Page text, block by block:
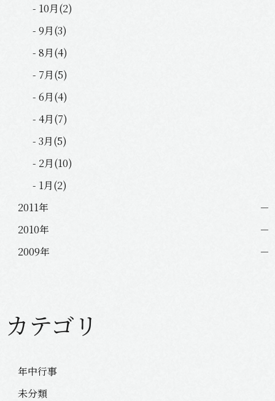
- 10月(2)
- 9月(3)
- 8月(4)
- 7月(5)
- 6月(4)
- 4月(7)
- 3月(5)
- 2月(10)
- 1月(2)
2011年
2010年
2009年
カテゴリ
年中行事
未分類